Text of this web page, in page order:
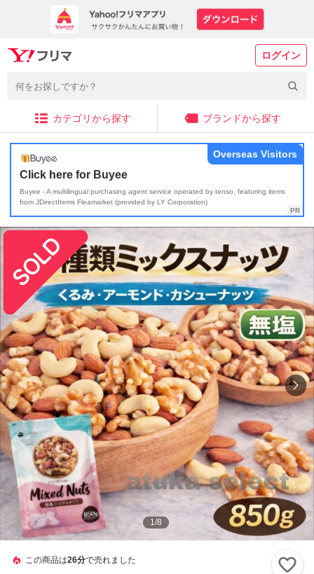
ログイン
カテゴリから探す ブランドから探す
Click here for Buyee
Buyee - A multilingual purchasing agent service operated by tenso, featuring items
from JDirectItems Fleamarket (provided by LY Corporation)
Overseas Visitors
1/8
この商品は26分で売れました